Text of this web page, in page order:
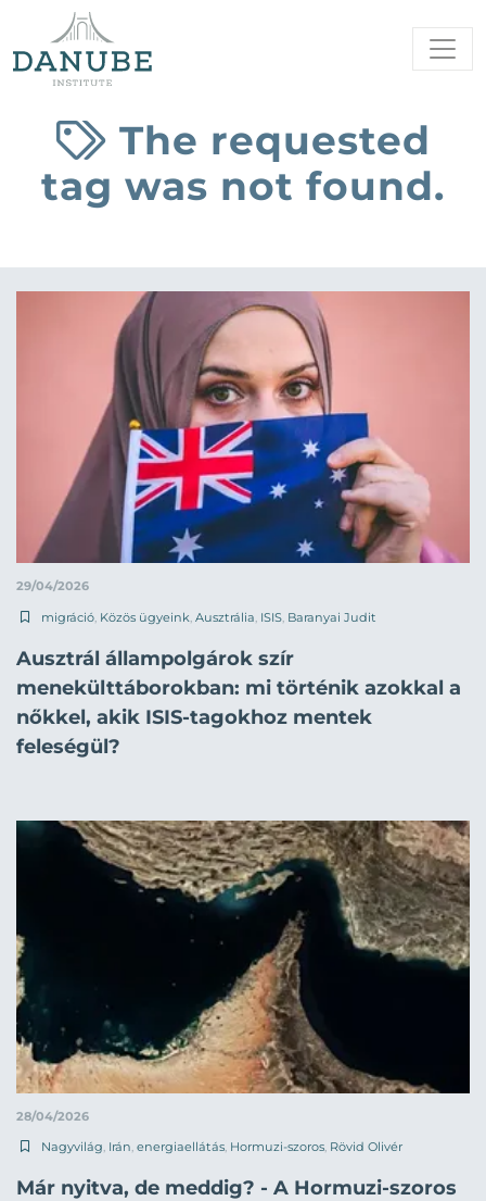
The requested
tag was not found.
29/04/2026
migráció Közös ügyeink Ausztrália ISIS Baranyai Judit
Ausztrál állampolgárok szír
menekülttáborokban: mi történik azokkal a
nőkkel, akik ISIS-tagokhoz mentek
feleségül?
28/04/2026
Nagyvilág Irán energiaellátás Hormuzi-szoros Rövid Olivér
Már nyitva, de meddig? - A Hormuzi-szoros